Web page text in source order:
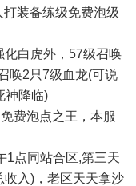
装备练级免费泡级
化白虎外，57级召唤
唤2只7级血龙(可说
神降临)
费泡点之王，本服
1点同站合区,第三天
收入)，老区天天拿沙